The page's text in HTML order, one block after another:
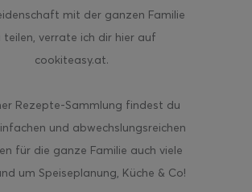
mit der ganzen Familie
teilen, verrate ich dir hier auf
cookiteasy.at.
Rezepte-Sammlung findest du
und abwechslungsreichen
für die ganze Familie auch viele
um Speiseplanung, Küche & Co!